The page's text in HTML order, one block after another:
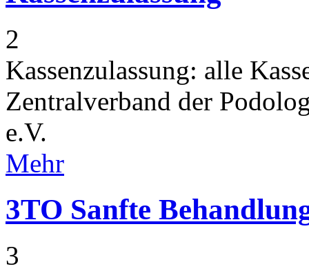
2
Kassenzulassung: alle
Zentralverband der
e.V.
Mehr
3TO Sanfte
3